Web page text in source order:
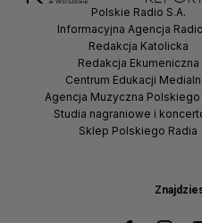
Polskie Radio S.A.
Informacyjna Agencja
Redakcja Katolicka
Redakcja Ekumeniczna
Centrum Edukacji
Agencja Muzyczna Polskiego
Studia nagraniowe i
Sklep Polskiego Radia